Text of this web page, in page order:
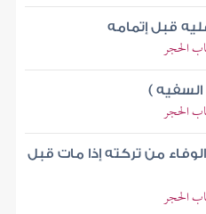
قبل إتمامه
الحجر
السفيه )
الحجر
من تركته إذا مات قبل
الحجر